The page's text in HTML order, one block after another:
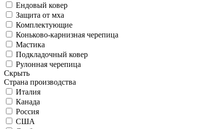
Ендовый ковер
Защита от мха
Комплектующие
Коньково-карнизная черепица
Мастика
Подкладочный ковер
Рулонная черепица
Скрыть
Страна производства
Италия
Канада
Россия
США